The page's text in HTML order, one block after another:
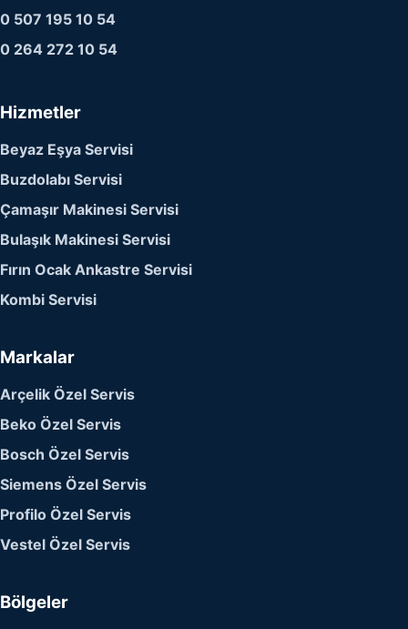
0 507 195 10 54
0 264 272 10 54
Hizmetler
Beyaz Eşya Servisi
Buzdolabı Servisi
Çamaşır Makinesi Servisi
Bulaşık Makinesi Servisi
Fırın Ocak Ankastre Servisi
Kombi Servisi
Markalar
Arçelik Özel Servis
Beko Özel Servis
Bosch Özel Servis
Siemens Özel Servis
Profilo Özel Servis
Vestel Özel Servis
Bölgeler